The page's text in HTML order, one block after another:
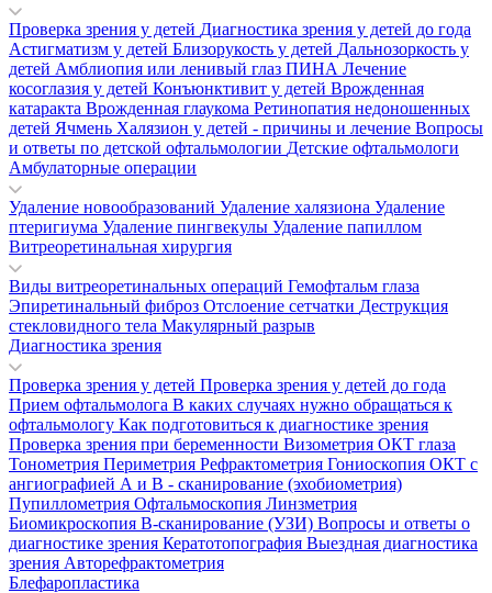
Проверка зрения у детей Диагностика зрения у детей до года
Астигматизм у детей Близорукость у детей Дальнозоркость у
детей Амблиопия или ленивый глаз ПИНА Лечение
косоглазия у детей Конъюнктивит у детей Врожденная
катаракта Врожденная глаукома Ретинопатия недоношенных
детей Ячмень Халязион у детей - причины и лечение Вопросы
и ответы по детской офтальмологии Детские офтальмологи
Амбулаторные операции
Удаление новообразований Удаление халязиона Удаление
птеригиума Удаление пингвекулы Удаление папиллом
Витреоретинальная хирургия
Виды витреоретинальных операций Гемофтальм глаза
Эпиретинальный фиброз Отслоение сетчатки Деструкция
стекловидного тела Макулярный разрыв
Диагностика зрения
Проверка зрения у детей Проверка зрения у детей до года
Прием офтальмолога В каких случаях нужно обращаться к
офтальмологу Как подготовиться к диагностике зрения
Проверка зрения при беременности Визометрия ОКТ глаза
Тонометрия Периметрия Рефрактометрия Гониоскопия ОКТ с
ангиографией А и В - сканирование (эхобиометрия)
Пупиллометрия Офтальмоскопия Линзметрия
Биомикроскопия В-сканирование (УЗИ) Вопросы и ответы о
диагностике зрения Кератотопография Выездная диагностика
зрения Авторефрактометрия
Блефаропластика